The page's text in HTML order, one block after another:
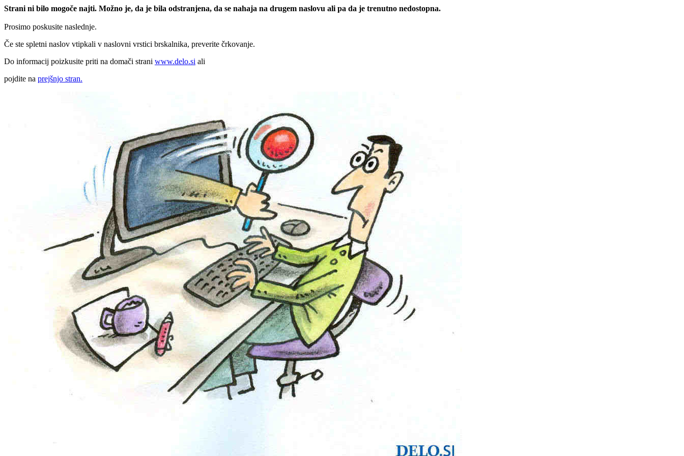
Strani ni bilo mogoče najti. Možno je, da je bila odstranjena, da se nahaja na drugem naslovu ali pa da je trenutno nedostopna.
Prosimo poskusite naslednje.
Če ste spletni naslov vtipkali v naslovni vrstici brskalnika, preverite črkovanje.
Do informacij poizkusite priti na domači strani www.delo.si ali
pojdite na prejšnjo stran.